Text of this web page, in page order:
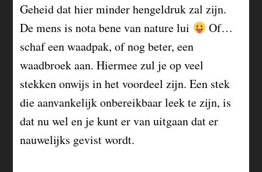
Geheid dat hier minder hengeldruk zal zijn.
De mens is nota bene van nature lui
Of…
schaf een waadpak, of nog beter, een
waadbroek aan. Hiermee zul je op veel
stekken onwijs in het voordeel zijn. Een stek
die aanvankelijk onbereikbaar leek te zijn, is
dat nu wel en je kunt er van uitgaan dat er
nauwelijks gevist wordt.